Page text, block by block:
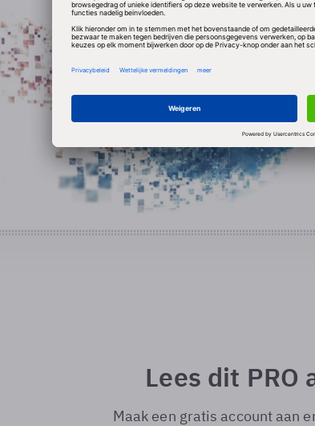
Lees dit
Maak een gratis account aan